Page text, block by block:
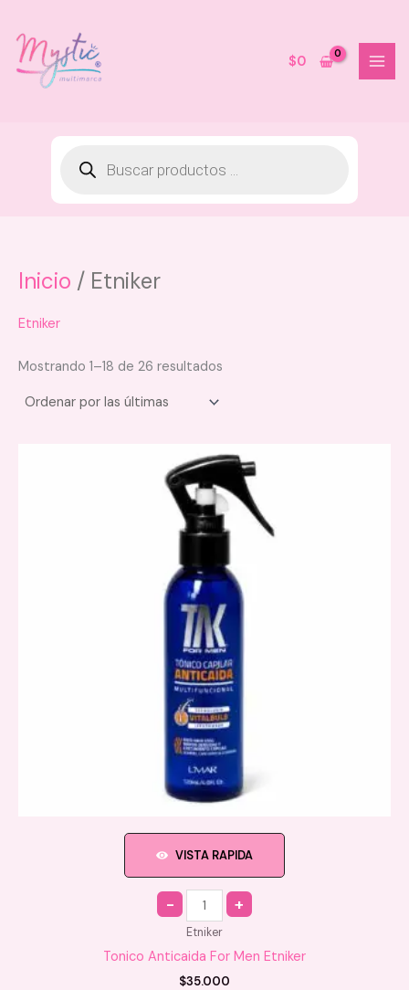
contenido
$0
Inicio / Etniker
Etniker
Mostrando 1–18 de 26 resultados
VISTA RAPIDA
Quantity
Etniker
Tonico Anticaida For Men Etniker
$35.000
Kaba Perfume Capilar 120 ML -
+ AGREGAR